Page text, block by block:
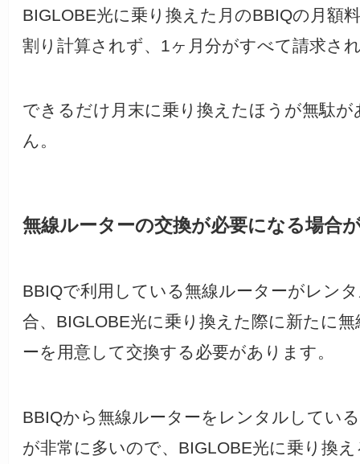
BIGLOBE光に乗り換えた月のBBIQの月額
割り計算されず、1ヶ月分がすべて請求さ
できるだけ月末に乗り換えたほうが無駄が
ん。
無線ルーターの交換が必要になる場合
BBIQで利用している無線ルーターがレン
合、BIGLOBE光に乗り換えた際に新たに
ーを用意して交換する必要があります。
BBIQから無線ルーターをレンタルしてい
が非常に多いので、BIGLOBE光に乗り換